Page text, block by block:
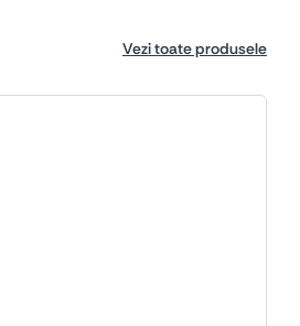
Vezi toate produsele